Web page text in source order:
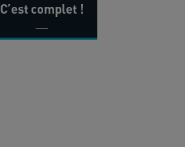
C’est complet !